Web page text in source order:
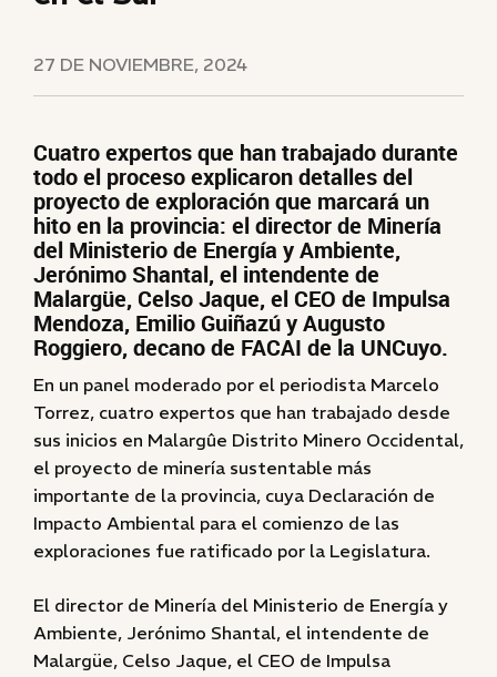
27 DE NOVIEMBRE, 2024
Cuatro expertos que han trabajado durante
todo el proceso explicaron detalles del
proyecto de exploración que marcará un
hito en la provincia: el director de Minería
del Ministerio de Energía y Ambiente,
Jerónimo Shantal, el intendente de
Malargüe, Celso Jaque, el CEO de Impulsa
Mendoza, Emilio Guiñazú y Augusto
Roggiero, decano de FACAI de la UNCuyo.
En un panel moderado por el periodista Marcelo
Torrez, cuatro expertos que han trabajado desde
sus inicios en Malargûe Distrito Minero Occidental,
el proyecto de minería sustentable más
importante de la provincia, cuya Declaración de
Impacto Ambiental para el comienzo de las
exploraciones fue ratificado por la Legislatura.
El director de Minería del Ministerio de Energía y
Ambiente, Jerónimo Shantal, el intendente de
Malargüe, Celso Jaque, el CEO de Impulsa